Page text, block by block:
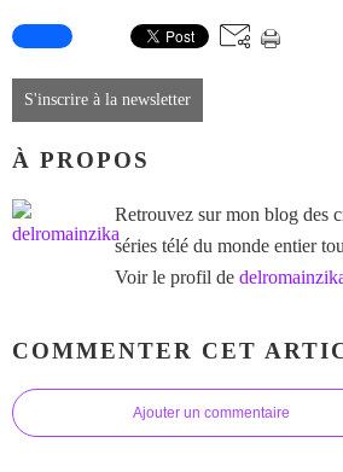
S'inscrire à la newsletter
À PROPOS
Retrouvez sur mon blog des
séries télé du monde entier
Voir le profil de
COMMENTER CET
Ajouter un commentaire